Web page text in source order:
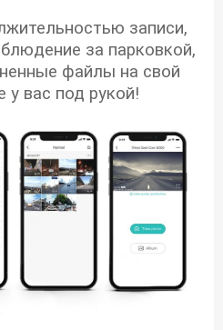
записи,
за парковкой,
файлы на свой
у вас под рукой!